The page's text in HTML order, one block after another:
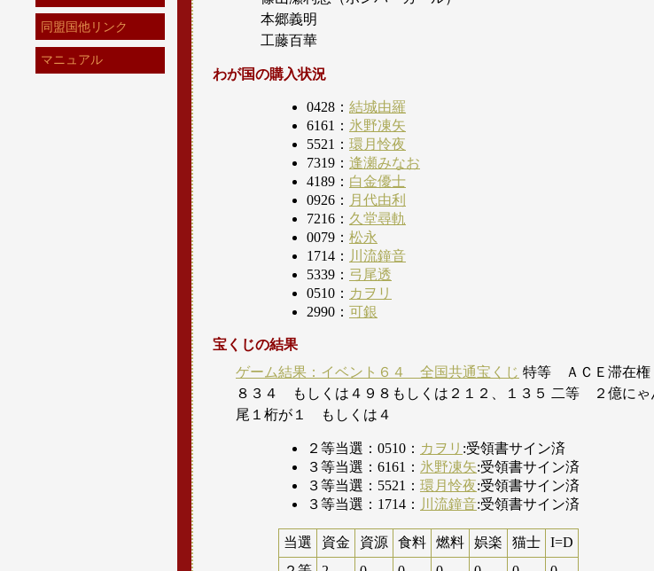
本郷義明
工藤百華
わが国の購入状況
0428： 結城由羅
6161： 氷野凍矢
5521： 環月怜夜
7319： 逢瀬みなお
4189： 白金優士
0926： 月代由利
7216： 久堂尋軌
0079： 松永
1714： 川流鐘音
5339： 弓尾透
0510： カヲリ
2990： 可銀
宝くじの結果
ゲーム結果：イベント６４ 全国共通宝くじ 特等 ＡＣＥ滞在権
８３４ もしくは４９８もしくは２１２、１３５ 二等 ２億に
尾１桁が１ もしくは４
２等当選：0510： カヲリ :受領書サイン済
３等当選：6161： 氷野凍矢:受領書サイン済
３等当選：5521： 環月怜夜:受領書サイン済
３等当選：1714： 川流鐘音:受領書サイン済
当選 資金 資源 食料 燃料 娯楽 猫士
I=D
同盟国他リンク
マニュアル